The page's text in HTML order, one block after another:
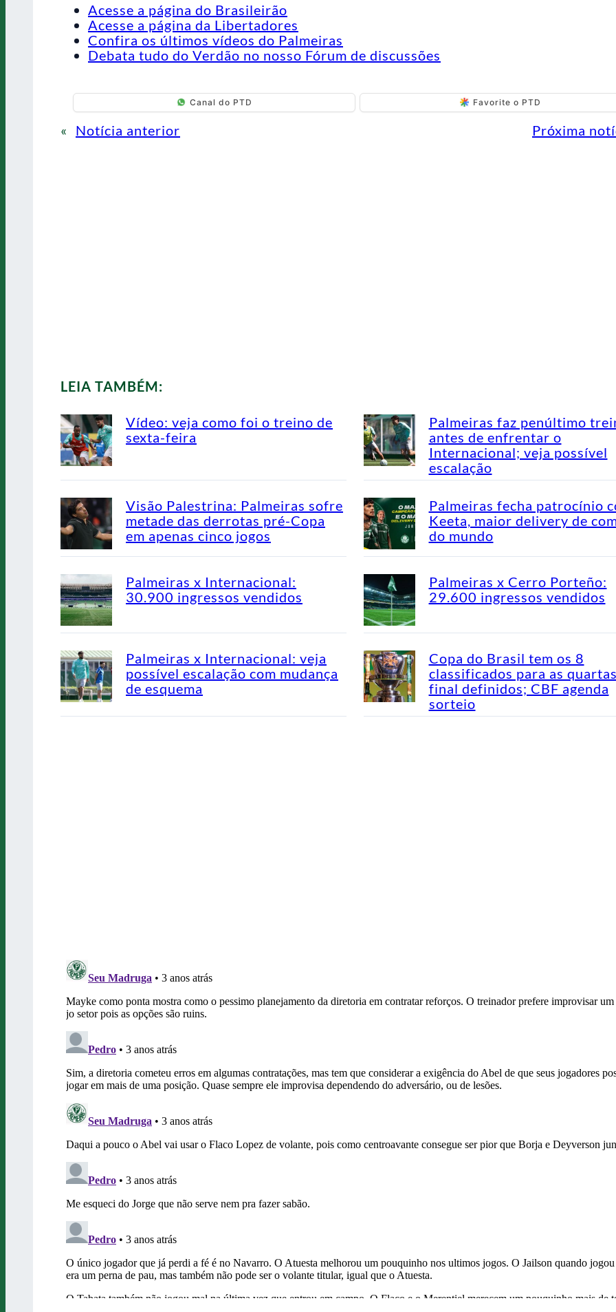
Acesse a página do Brasileirão
Acesse a página da Libertadores
Confira os últimos vídeos do Palmeiras
Debata tudo do Verdão no nosso Fórum de discussões
Canal do PTD Favorite o PTD
« Notícia anterior Próxima
LEIA TAMBÉM:
Vídeo: veja como foi o treino de
sexta-feira
Palmeiras faz penúltimo
antes de enfrentar o
Internacional; veja possível
escalação
Visão Palestrina: Palmeiras sofre
metade das derrotas pré-Copa
em apenas cinco jogos
Palmeiras fecha patrocínio
Keeta, maior delivery de
do mundo
Palmeiras x Internacional:
30.900 ingressos vendidos
Palmeiras x Cerro Porteño:
29.600 ingressos vendidos
Palmeiras x Internacional: veja
possível escalação com mudança
de esquema
Copa do Brasil tem os 8
classificados para as
final definidos; CBF agenda
sorteio